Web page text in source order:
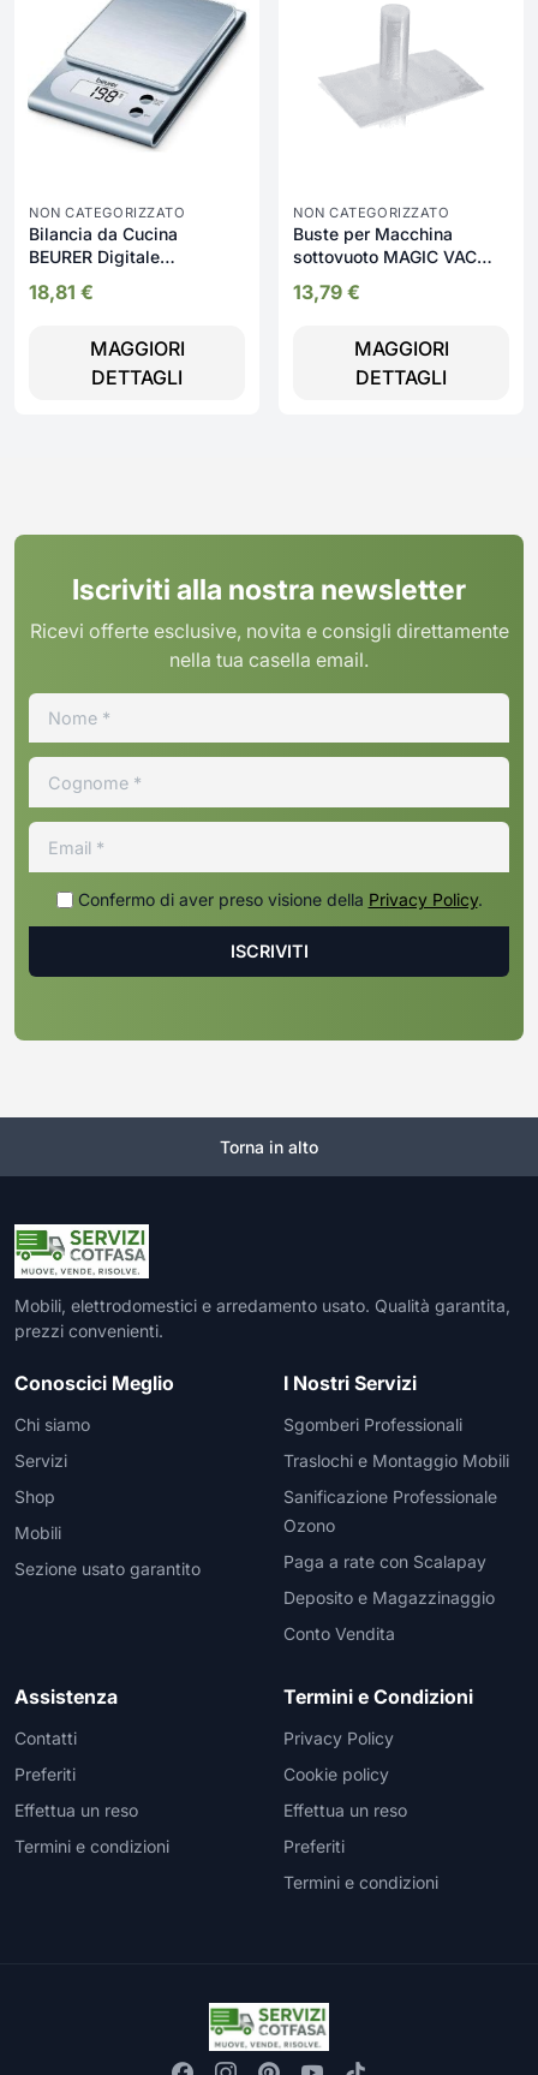
NON CATEGORIZZATO
Bilancia da Cucina
BEURER Digitale
18,81 €
MAGGIORI
DETTAGLI
NON CATEGORIZZATO
Buste per Macchina
sottovuoto MAGIC VAC
ANP1103
13,79 €
MAGGIORI
DETTAGLI
Iscriviti alla nostra newsletter
Ricevi offerte esclusive, novita e consigli direttamente
nella tua casella email.
Confermo di aver preso visione della Privacy Policy.
Torna in alto
Mobili, elettrodomestici e arredamento usato. Qualità garantita,
prezzi convenienti.
Conoscici Meglio
Chi siamo
Servizi
Shop
Mobili
Sezione usato garantito
I Nostri Servizi
Sgomberi Professionali
Traslochi e Montaggio Mobili
Sanificazione Professionale
Ozono
Paga a rate con Scalapay
Deposito e Magazzinaggio
Conto Vendita
Assistenza
Contatti
Preferiti
Effettua un reso
Termini e condizioni
Termini e Condizioni
Privacy Policy
Cookie policy
Effettua un reso
Preferiti
Termini e condizioni